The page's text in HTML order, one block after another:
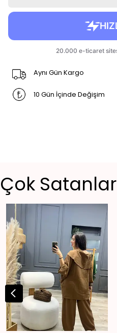
Aynı Gün Kargo
10 Gün İçinde Değişim
Çok Satanlar